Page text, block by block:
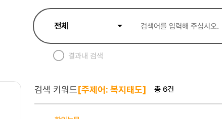
결과내 검색
검색 키워드[주제어: 복지태도] 총 6건